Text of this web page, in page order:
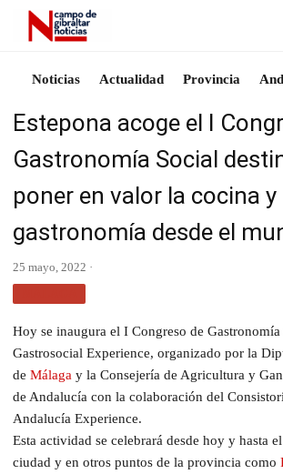
Noticias Actualidad Provincia
Estepona acoge el I
Gastronomía Social
poner en valor la cocina y
gastronomía desde el
25 mayo, 2022 ·
Hoy se inaugura el I Congreso de
Gastrosocial Experience, organizado por la
de Málaga y la Consejería de Agricultura y
de Andalucía con la colaboración del
Andalucía Experience.
Esta actividad se celebrará desde hoy y hasta
ciudad y en otros puntos de la provincia como